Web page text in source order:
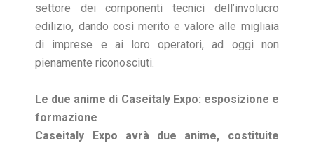
settore dei componenti tecnici dell’involucro
edilizio, dando così merito e valore alle migliaia
di imprese e ai loro operatori, ad oggi non
pienamente riconosciuti.
Le due anime di Caseitaly Expo: esposizione e
formazione
Caseitaly Expo avrà due anime, costituite